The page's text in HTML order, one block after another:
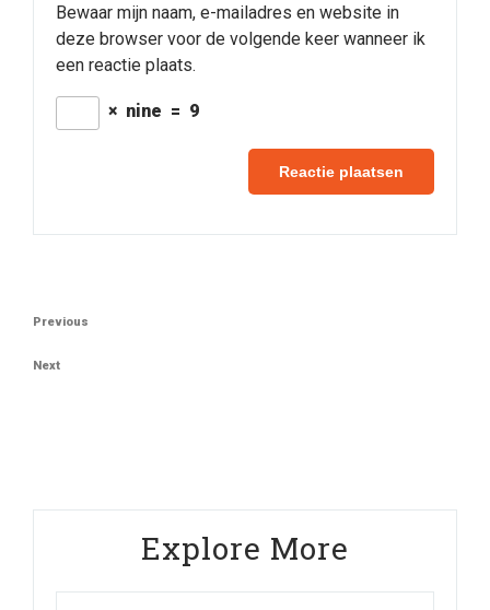
Bewaar mijn naam, e-mailadres en website in
deze browser voor de volgende keer wanneer ik
een reactie plaats.
× nine = 9
Berichtnavigatie
Previous
Previous
Next
Next
Explore More